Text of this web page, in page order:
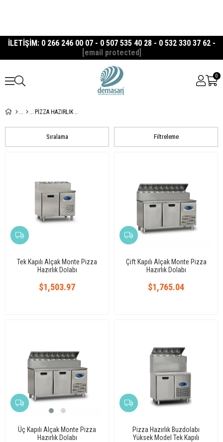
İLETİŞİM: 0 266 246 00 07 - 0 507 535 40 28 - 0 532 330 37 62 -
[email protected]
0
PİZZA HAZIRLIK DOLAPLARI
Filtreleme
Sıralama
Tek Kapılı Alçak Monte Pizza
Hazırlık Dolabı
$1,503.97
Çift Kapılı Alçak Monte Pizza
Hazırlık Dolabı
$1,765.04
Üç Kapılı Alçak Monte Pizza
Hazırlık Dolabı
Pizza Hazırlık Buzdolabı
Yüksek Model Tek Kapılı